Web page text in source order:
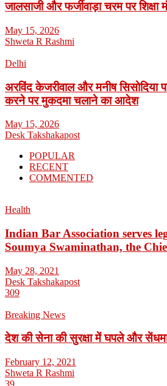
जालसाजी और फर्जीवाड़ा चरम पर
May 15, 2026
Shweta R Rashmi
Delhi
अरविंद केजरीवाल और मनीष सिसोदिया
करने पर मुकदमा चलाने का आदेश
May 15, 2026
Desk Takshakapost
POPULAR
RECENT
COMMENTED
Health
Indian Bar Association serves
Soumya Swaminathan, the
May 28, 2021
Desk Takshakapost
309
Breaking News
देश की सेना की सुरक्षा में घपले और
February 12, 2021
Shweta R Rashmi